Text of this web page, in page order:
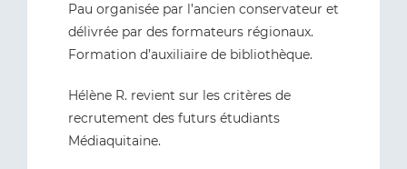
Pau organisée par l’ancien conservateur et
délivrée par des formateurs régionaux.
Formation d’auxiliaire de bibliothèque.
Hélène R. revient sur les critères de
recrutement des futurs étudiants
Médiaquitaine.